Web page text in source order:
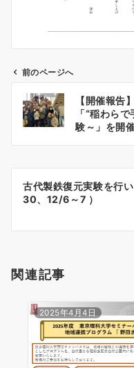
ビ
ン
前のページへ
【開催報告
「“稲わら
験～」を開
古代製鉄復元実験を行
30、12/6～7 ）
関連記事
2025年4月4日